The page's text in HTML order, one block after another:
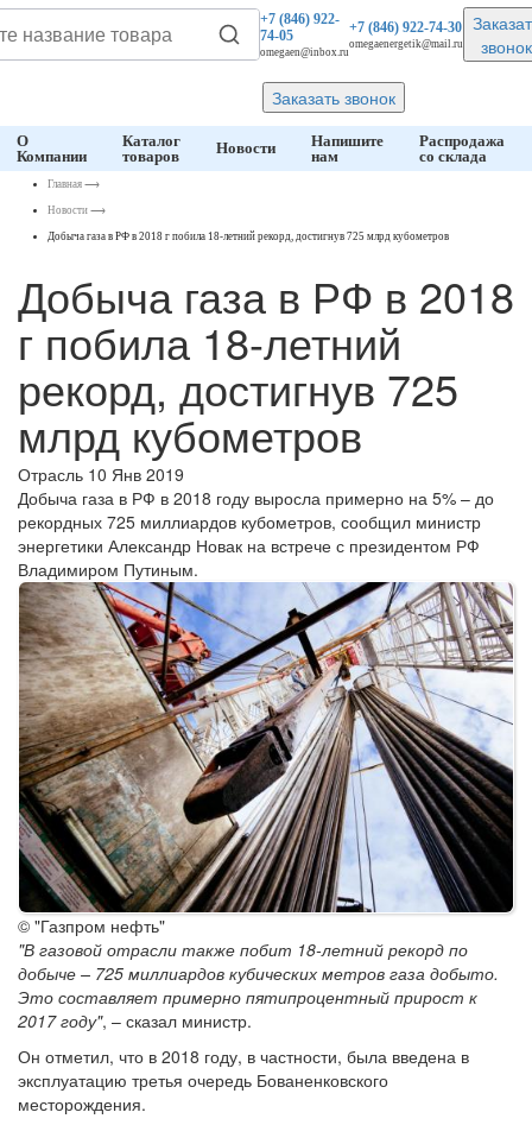
+7 (846)922-
74-05
omegaen@inbox.ru
+7 (846)922-74-30
omegaenergetik@mail.ru
звонок
Заказать звонок
О
Компании
Каталог
товаров
Новости
Напишите
нам
Распродажа
со склада
Главная ⟶
Новости ⟶
Добыча газа в РФ в 2018 г побила 18-летний рекорд, достигнув 725 млрд кубометров
Добыча газа в РФ в 2018
г побила 18-летний
рекорд, достигнув 725
млрд кубометров
Отрасль 10 Янв 2019
Добыча газа в РФ в 2018 году выросла примерно на 5% – до
рекордных 725 миллиардов кубометров, сообщил министр
энергетики Александр Новак на встрече с президентом РФ
Владимиром Путиным.
© "Газпром нефть"
"В газовой отрасли также побит 18-летний рекорд по
добыче – 725 миллиардов кубических метров газа добыто.
Это составляет примерно пятипроцентный прирост к
2017 году", – сказал министр.
Он отметил, что в 2018 году, в частности, была введена в
эксплуатацию третья очередь Бованенковского
месторождения.